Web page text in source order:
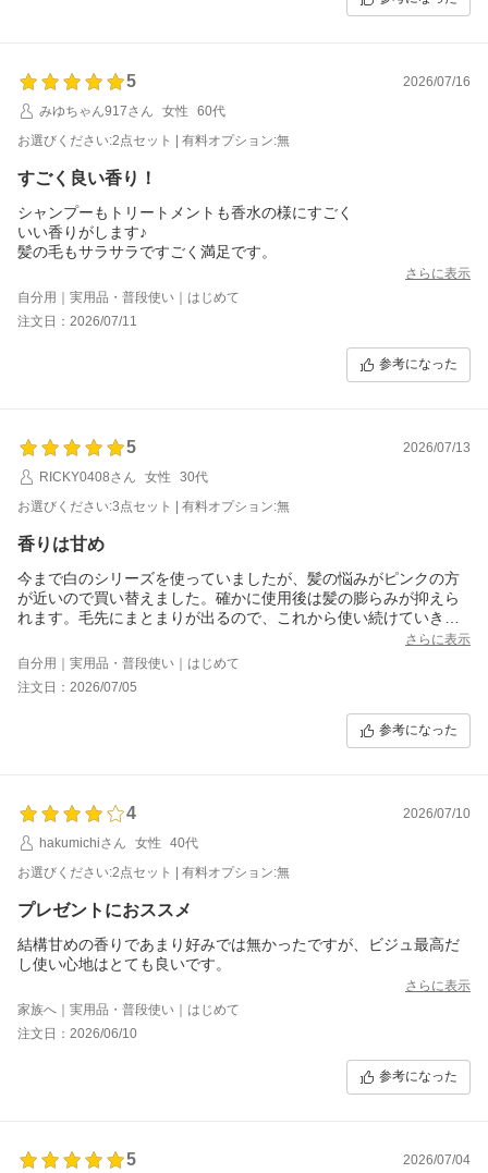
5
2026/07/16
みゆちゃん917さん
女性
60代
お選びください:2点セット | 有料オプション:無
すごく良い香り！
シャンプーもトリートメントも香水の様にすごく
いい香りがします♪
髪の毛もサラサラですごく満足です。
さらに表示
自分用｜実用品・普段使い｜はじめて
注文日：2026/07/11
参考になった
5
2026/07/13
RICKY0408さん
女性
30代
お選びください:3点セット | 有料オプション:無
香りは甘め
今まで白のシリーズを使っていましたが、髪の悩みがピンクの方
が近いので買い替えました。確かに使用後は髪の膨らみが抑えら
れます。毛先にまとまりが出るので、これから使い続けていきま
さらに表示
自分用｜実用品・普段使い｜はじめて
注文日：2026/07/05
参考になった
4
2026/07/10
hakumichiさん
女性
40代
お選びください:2点セット | 有料オプション:無
プレゼントにおススメ
結構甘めの香りであまり好みでは無かったですが、ビジュ最高だ
し使い心地はとても良いです。
さらに表示
家族へ｜実用品・普段使い｜はじめて
注文日：2026/06/10
参考になった
5
2026/07/04